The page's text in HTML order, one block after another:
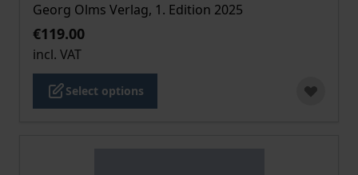
Georg Olms Verlag, 1. Edition 2025
€119.00
incl. VAT
Select options